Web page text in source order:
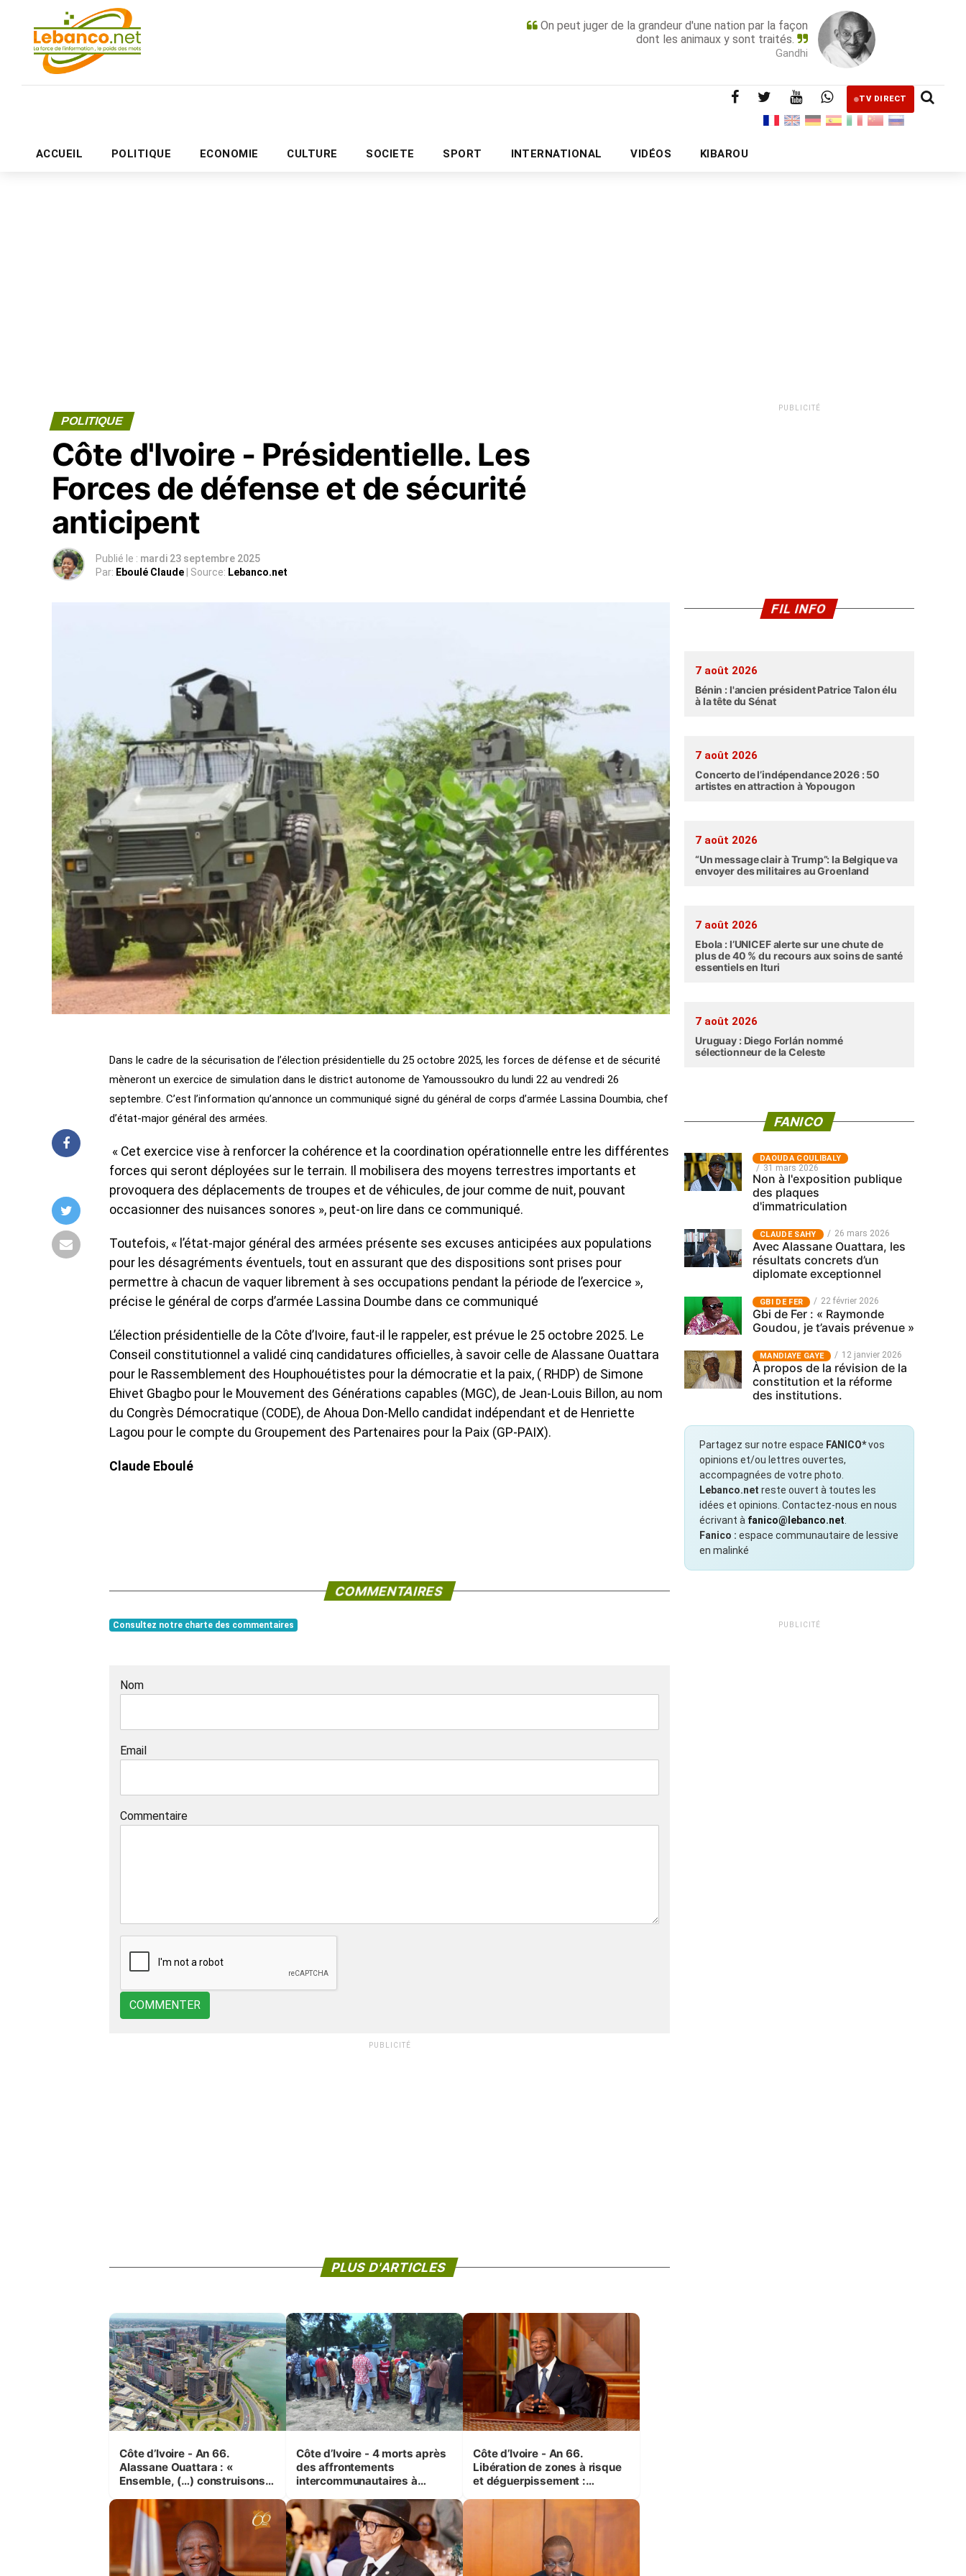
On peut juger de la grandeur d'une nation par la façon
dont les animaux y sont traités.
Gandhi
TV DIRECT
ACCUEIL POLITIQUE ECONOMIE CULTURE SOCIETE SPORT INTERNATIONAL VIDÉOS KIBAROU
PUBLICITÉ
POLITIQUE
Côte d'Ivoire - Présidentielle. Les
Forces de défense et de sécurité
anticipent
Publié le : mardi 23 septembre 2025
Par: Eboulé Claude | Source: Lebanco.net
‎Dans le cadre de la sécurisation de l’élection présidentielle du 25 octobre 2025, les forces de défense et de sécurité
mèneront un exercice de simulation dans le district autonome de Yamoussoukro du lundi 22 au vendredi 26
septembre. C’est l’information qu’annonce un communiqué signé du général de corps d’armée Lassina Doumbia, chef
d’état-major général des armées.
‎ « Cet exercice vise à renforcer la cohérence et la coordination opérationnelle entre les différentes
forces qui seront déployées sur le terrain. Il mobilisera des moyens terrestres importants et
provoquera des déplacements de troupes et de véhicules, de jour comme de nuit, pouvant
occasionner des nuisances sonores », peut-on lire dans ce communiqué.
‎Toutefois, « l’état-major général des armées présente ses excuses anticipées aux populations
pour les désagréments éventuels, tout en assurant que des dispositions sont prises pour
permettre à chacun de vaquer librement à ses occupations pendant la période de l’exercice »,
précise le général de corps d’armée Lassina Doumbe dans ce communiqué
‎L’élection présidentielle de la Côte d’Ivoire, faut-il le rappeler, est prévue le 25 octobre 2025. Le
Conseil constitutionnel a validé cinq candidatures officielles, à savoir celle de Alassane Ouattara
pour le Rassemblement des Houphouétistes pour la démocratie et la paix, ( RHDP) de Simone
Ehivet Gbagbo pour le Mouvement des Générations capables (MGC), de Jean-Louis Billon, au nom
du Congrès Démocratique (CODE), de Ahoua Don-Mello candidat indépendant et de Henriette
Lagou pour le compte du Groupement des Partenaires pour la Paix (GP-PAIX).
Claude Eboulé
COMMENTAIRES
Consultez notre charte des commentaires
Nom
Email
Commentaire
COMMENTER
PUBLICITÉ
PLUS D'ARTICLES
Côte d’Ivoire - An 66.
Alassane Ouattara : «
Ensemble, (…) construisons
mêmes et pour les
générations futures »
Côte d’Ivoire - 4 morts après
des affrontements
intercommunautaires à
correspondant au milieu des
sinistrés
Côte d’Ivoire - An 66.
Libération de zones à risque
et déguerpissement :
respect de l'Etat de droit pour
préserver les vies humaines
PUBLICITÉ
FIL INFO
7 août 2026
Bénin : l'ancien président Patrice Talon élu
à la tête du Sénat
7 août 2026
Concerto de l’indépendance 2026 : 50
artistes en attraction à Yopougon
7 août 2026
“Un message clair à Trump”: la Belgique va
envoyer des militaires au Groenland
7 août 2026
Ebola : l’UNICEF alerte sur une chute de
plus de 40 % du recours aux soins de santé
essentiels en Ituri
7 août 2026
Uruguay : Diego Forlán nommé
sélectionneur de la Celeste
FANICO
‎DAOUDA COULIBALY
31 mars 2026
Non à l'exposition publique
des plaques
d'immatriculation
CLAUDE SAHY 26 mars 2026
Avec Alassane Ouattara, les
résultats concrets d’un
diplomate exceptionnel
GBI DE FER 22 février 2026
Gbi de Fer : « Raymonde
Goudou, je t’avais prévenue »
MANDIAYE GAYE 12 janvier 2026
À propos de la révision de la
constitution et la réforme
des institutions.
Partagez sur notre espace FANICO*vos
opinions et/ou lettres ouvertes,
accompagnées de votre photo.
Lebanco.net reste ouvert à toutes les
idées et opinions. Contactez-nous en nous
écrivant à fanico@lebanco.net
Fanico : espace communautaire de lessive
en malinké
PUBLICITÉ